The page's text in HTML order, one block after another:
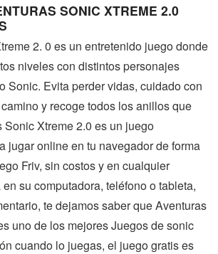
SONIC XTREME 2.0
2. 0 es un entretenido juego donde
niveles con distintos personajes
Sonic. Evita perder vidas, cuidado con
y recoge todos los anillos que
Sonic Xtreme 2.0 es un juego
jugar online en tu navegador de forma
Friv, sin costos y en cualquier
su computadora, teléfono o tableta,
te dejamos saber que Aventuras
uno de los mejores Juegos de sonic
cuando lo juegas, el juego gratis es